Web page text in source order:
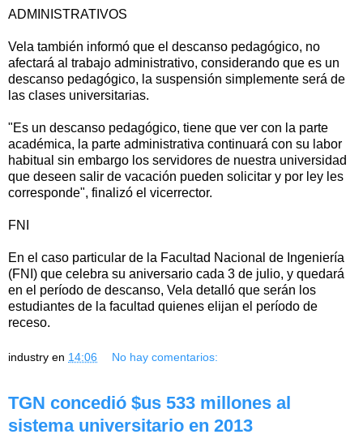
ADMINISTRATIVOS
Vela también informó que el descanso pedagógico, no
afectará al trabajo administrativo, considerando que es un
descanso pedagógico, la suspensión simplemente será de
las clases universitarias.
"Es un descanso pedagógico, tiene que ver con la parte
académica, la parte administrativa continuará con su labor
habitual sin embargo los servidores de nuestra universidad
que deseen salir de vacación pueden solicitar y por ley les
corresponde", finalizó el vicerrector.
FNI
En el caso particular de la Facultad Nacional de Ingeniería
(FNI) que celebra su aniversario cada 3 de julio, y quedará
en el período de descanso, Vela detalló que serán los
estudiantes de la facultad quienes elijan el período de
receso.
industry en 14:06 No hay comentarios:
TGN concedió $us 533 millones al
sistema universitario en 2013